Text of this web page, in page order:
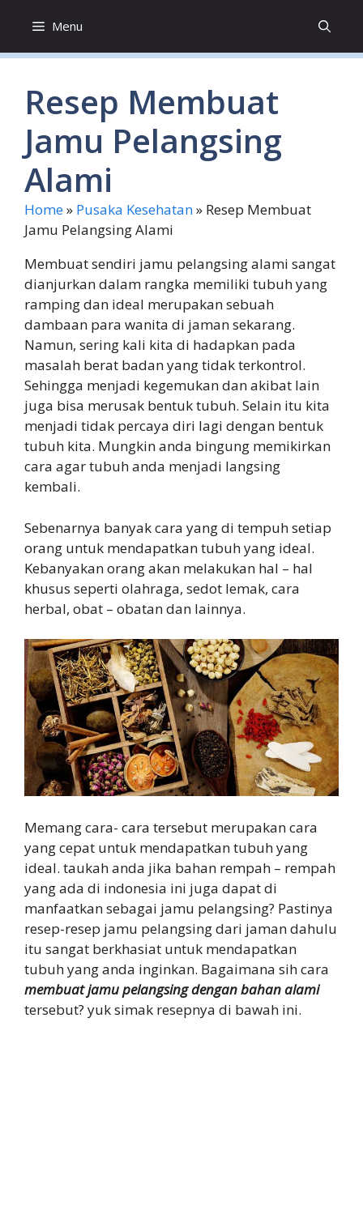
content
Menu
Resep Membuat
Jamu Pelangsing
Alami
Home» Pusaka Kesehatan» Resep Membuat
Jamu Pelangsing Alami
Membuat sendiri jamu pelangsing alami sangat
dianjurkan dalam rangka memiliki tubuh yang
ramping dan ideal merupakan sebuah
dambaan para wanita di jaman sekarang.
Namun, sering kali kita di hadapkan pada
masalah berat badan yang tidak terkontrol.
Sehingga menjadi kegemukan dan akibat lain
juga bisa merusak bentuk tubuh. Selain itu kita
menjadi tidak percaya diri lagi dengan bentuk
tubuh kita. Mungkin anda bingung memikirkan
cara agar tubuh anda menjadi langsing
kembali.
Sebenarnya banyak cara yang di tempuh setiap
orang untuk mendapatkan tubuh yang ideal.
Kebanyakan orang akan melakukan hal – hal
khusus seperti olahraga, sedot lemak, cara
herbal, obat – obatan dan lainnya.
Memang cara- cara tersebut merupakan cara
yang cepat untuk mendapatkan tubuh yang
ideal. taukah anda jika bahan rempah – rempah
yang ada di indonesia ini juga dapat di
manfaatkan sebagai jamu pelangsing? Pastinya
resep-resep jamu pelangsing dari jaman dahulu
itu sangat berkhasiat untuk mendapatkan
tubuh yang anda inginkan. Bagaimana sih cara
membuat jamu pelangsing dengan bahan alami
tersebut? yuk simak resepnya di bawah ini.